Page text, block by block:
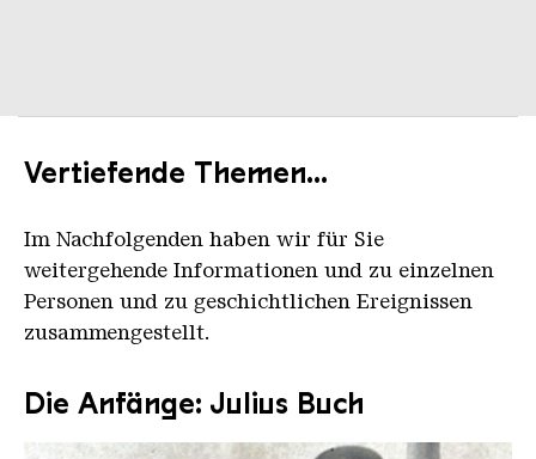
Vertiefende Themen...
Im Nachfolgenden haben wir für Sie
weitergehende Informationen und zu einzelnen
Personen und zu geschichtlichen Ereignissen
zusammengestellt.
Die Anfänge: Julius Buch